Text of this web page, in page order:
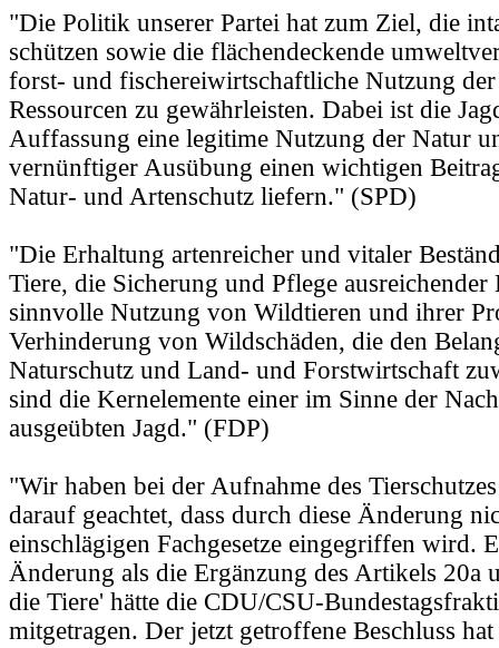
"Die Politik unserer Partei hat zum Ziel, die
schützen sowie die flächendeckende
forst- und fischereiwirtschaftliche Nutzung
Ressourcen zu gewährleisten. Dabei ist die
Auffassung eine legitime Nutzung der Natur
vernünftiger Ausübung einen wichtigen
Natur- und Artenschutz liefern." (SPD)
"Die Erhaltung artenreicher und vitaler
Tiere, die Sicherung und Pflege ausreichender
sinnvolle Nutzung von Wildtieren und ihrer
Verhinderung von Wildschäden, die den
Naturschutz und Land- und Forstwirtschaft
sind die Kernelemente einer im Sinne der
ausgeübten Jagd." (FDP)
"Wir haben bei der Aufnahme des
darauf geachtet, dass durch diese Änderung
einschlägigen Fachgesetze eingegriffen wird.
Änderung als die Ergänzung des Artikels 20a
die Tiere' hätte die CDU/CSU-
mitgetragen. Der jetzt getroffene Beschluss